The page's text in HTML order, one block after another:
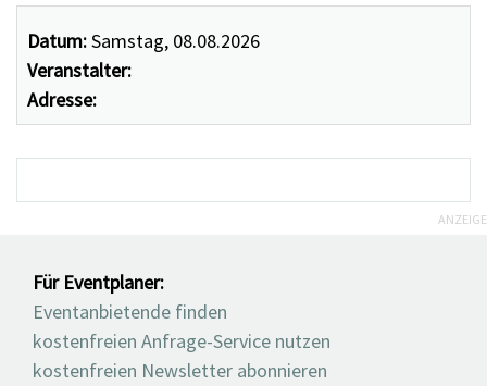
Datum:Samstag, 08.08.2026
Veranstalter:
Adresse:
ANZEIGE
Für Eventplaner:
Eventanbietende finden
kostenfreien Anfrage-Service nutzen
kostenfreien Newsletter abonnieren